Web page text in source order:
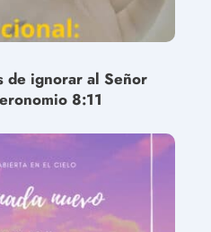
de ignorar al Señor
8:11